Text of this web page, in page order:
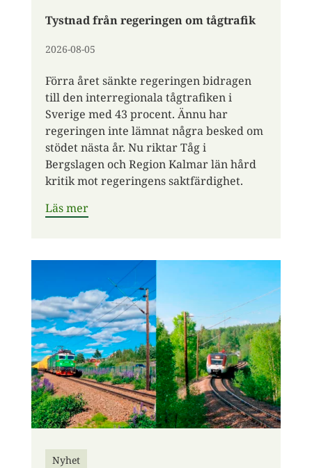
Tystnad från regeringen om tågtrafik
2026-08-05
Förra året sänkte regeringen bidragen
till den interregionala tågtrafiken i
Sverige med 43 procent. Ännu har
regeringen inte lämnat några besked om
stödet nästa år. Nu riktar Tåg i
Bergslagen och Region Kalmar län hård
kritik mot regeringens saktfärdighet.
Läs mer
Nyhet